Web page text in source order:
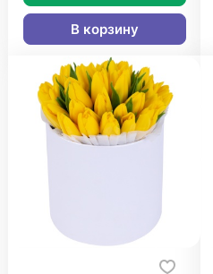
В корзину